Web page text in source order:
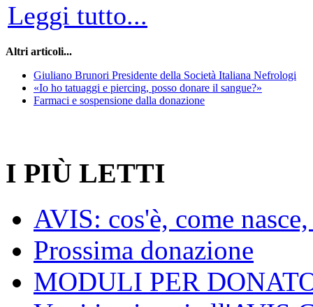
Leggi tutto...
Altri articoli...
Giuliano Brunori Presidente della Società Italiana Nefrologi
«Io ho tatuaggi e piercing, posso donare il sangue?»
Farmaci e sospensione dalla donazione
I PIÙ LETTI
AVIS: cos'è, come
Prossima donazione
MODULI PER